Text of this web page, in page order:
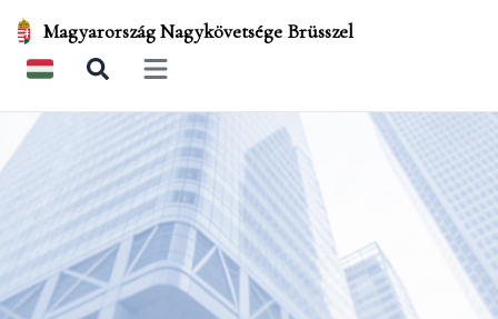
Magyarország Nagykövetsége Brüsszel
Open main menu